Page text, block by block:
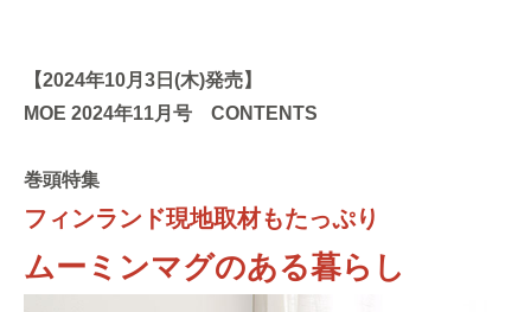
【2024年10月3日(木)発売】
MOE 2024年11月号 CONTENTS
巻頭特集
フィンランド現地取材もたっぷり
ムーミンマグのある暮らし